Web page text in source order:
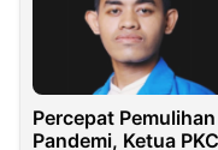
Percepat Pemulihan
Pandemi, Ketua PKC